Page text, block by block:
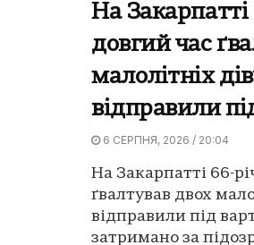
На Закарпатті
довгий час
малолітніх
відправили
6 СЕРПНЯ, 2026 / 20:04
На Закарпатті 66-
ґвалтував двох
відправили під
затримано за